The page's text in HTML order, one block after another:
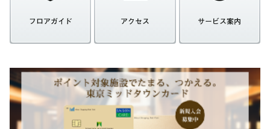
フロアガイド アクセス サービス案内